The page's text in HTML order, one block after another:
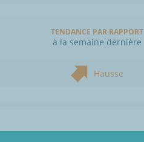
TENDANCE PAR RAPPORT
à la semaine dernière
Hausse